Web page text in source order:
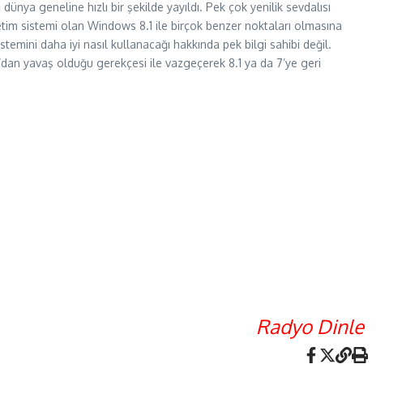
geneline hızlı bir şekilde yayıldı. Pek çok yenilik sevdalısı
sistemi olan Windows 8.1 ile birçok benzer noktaları olmasına
daha iyi nasıl kullanacağı hakkında pek bilgi sahibi değil.
yavaş olduğu gerekçesi ile vazgeçerek 8.1 ya da 7’ye geri
Radyo Dinle